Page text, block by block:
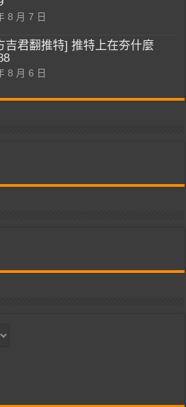
8 月 7 日
吉君翻推特] 推特上在夯什麼
8 月 6 日